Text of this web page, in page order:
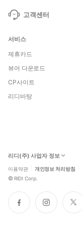
고객센터
서비스
제휴카드
뷰어 다운로드
CP사이트
리디바탕
리디(주) 사업자 정보
이용약관 개인정보 처리방침
© RIDI Corp.
페
이
인
스
트
위